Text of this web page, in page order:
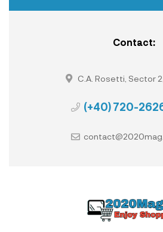
Contact:
C.A. Rosetti, Sector
(+40) 720-